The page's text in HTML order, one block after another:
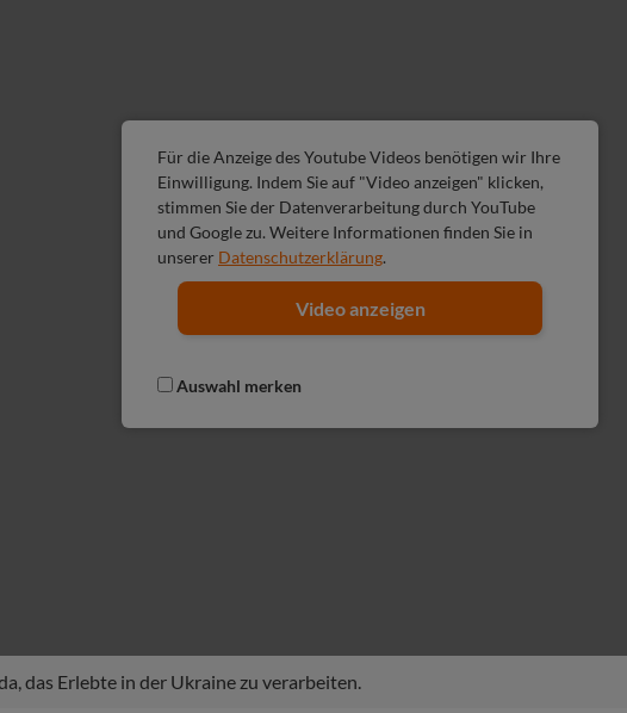
Für die Anzeige des Youtube Videos benötigen wir Ihre
Einwilligung. Indem Sie auf "Video anzeigen" klicken,
stimmen Sie der Datenverarbeitung durch YouTube
und Google zu. Weitere Informationen finden Sie in
unserer Datenschutzerklärung.
Video anzeigen
Auswahl merken
das Erlebte in der Ukraine zu verarbeiten.